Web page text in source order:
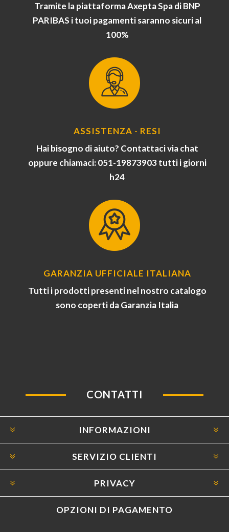
Tramite la piattaforma Axepta Spa di BNP
PARIBAS i tuoi pagamenti saranno sicuri al
100%
ASSISTENZA - RESI
Hai bisogno di aiuto? Contattaci via chat
oppure chiamaci: 051-19873903 tutti i giorni
h24
GARANZIA UFFICIALE ITALIANA
Tutti i prodotti presenti nel nostro catalogo
sono coperti da Garanzia Italia
CONTATTI
INFORMAZIONI
SERVIZIO CLIENTI
PRIVACY
OPZIONI DI PAGAMENTO